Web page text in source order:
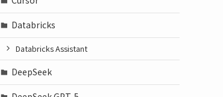
Databricks
Databricks Assistant
DeepSeek